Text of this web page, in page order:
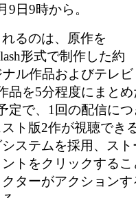
9日9時から。
るのは、原作を
形式で制作した約
ル作品およびテレビ
品を5分程度にまと
定で、1回の配信に
ト版2作が視聴でき
ステムを採用、ス
トをクリックする
ターがアクション